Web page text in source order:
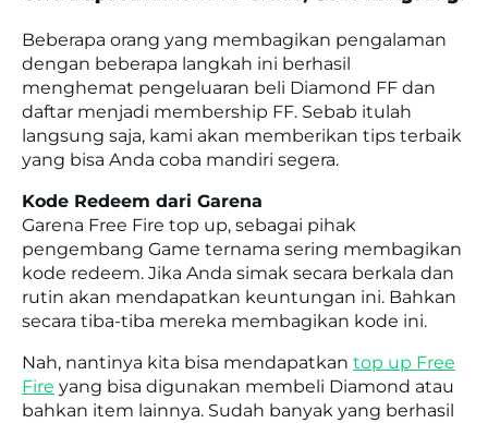
Beberapa orang yang membagikan pengalaman
dengan beberapa langkah ini berhasil
menghemat pengeluaran beli Diamond FF dan
daftar menjadi membership FF. Sebab itulah
langsung saja, kami akan memberikan tips terbaik
yang bisa Anda coba mandiri segera.
Kode Redeem dari Garena
Garena Free Fire top up, sebagai pihak
pengembang Game ternama sering membagikan
kode redeem. Jika Anda simak secara berkala dan
rutin akan mendapatkan keuntungan ini. Bahkan
secara tiba-tiba mereka membagikan kode ini.
Nah, nantinya kita bisa mendapatkan top up Free
Fire yang bisa digunakan membeli Diamond atau
bahkan item lainnya. Sudah banyak yang berhasil